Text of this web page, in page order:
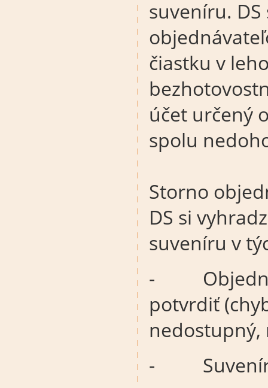
suveníru.
čiastku v
účet určený
spolu
Storno
DS si
suveníru v
-
potvrdiť
nedostupný,
- Suvenír